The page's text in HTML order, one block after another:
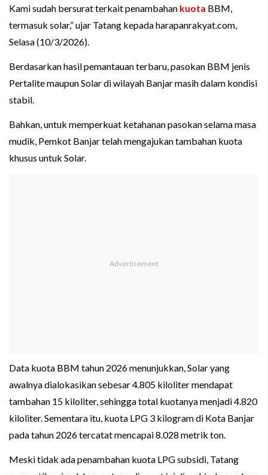
Kami sudah bersurat terkait penambahan kuota BBM,
termasuk solar,” ujar Tatang kepada harapanrakyat.com,
Selasa (10/3/2026).
Berdasarkan hasil pemantauan terbaru, pasokan BBM jenis
Pertalite maupun Solar di wilayah Banjar masih dalam kondisi
stabil.
Bahkan, untuk memperkuat ketahanan pasokan selama masa
mudik, Pemkot Banjar telah mengajukan tambahan kuota
khusus untuk Solar.
Data kuota BBM tahun 2026 menunjukkan, Solar yang
awalnya dialokasikan sebesar 4.805 kiloliter mendapat
tambahan 15 kiloliter, sehingga total kuotanya menjadi 4.820
kiloliter. Sementara itu, kuota LPG 3 kilogram di Kota Banjar
pada tahun 2026 tercatat mencapai 8.028 metrik ton.
Meski tidak ada penambahan kuota LPG subsidi, Tatang